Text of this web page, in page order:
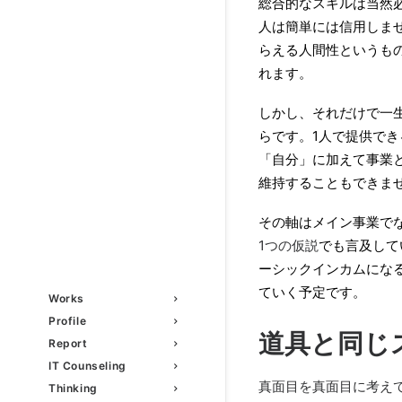
Works
Profile
Report
IT Counseling
Thinking
人は簡単には信用しま
らえる人間性というも
れます。
しかし、それだけで一
らです。1人で提供で
「自分」に加えて事
維持することもできま
その軸はメイン事業で
1つの仮説でも言及し
ーシックインカムにな
ていく予定です。
道具と同じ
真面目を真面目に考